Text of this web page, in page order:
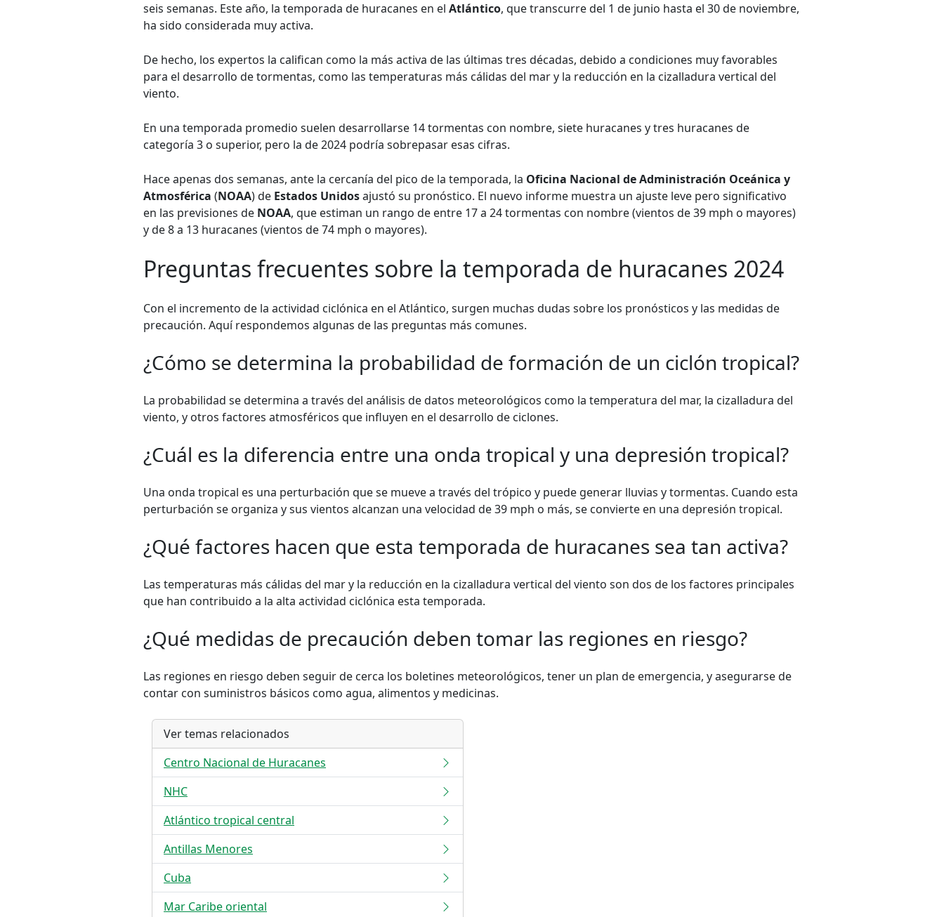
seis semanas. Este año, la temporada de huracanes en el Atlántico, que transcurre del 1 de junio hasta el 30 de noviembre,
ha sido considerada muy activa.
De hecho, los expertos la califican como la más activa de las últimas tres décadas, debido a condiciones muy favorables
para el desarrollo de tormentas, como las temperaturas más cálidas del mar y la reducción en la cizalladura vertical del
viento.
En una temporada promedio suelen desarrollarse 14 tormentas con nombre, siete huracanes y tres huracanes de
categoría 3 o superior, pero la de 2024 podría sobrepasar esas cifras.
Hace apenas dos semanas, ante la cercanía del pico de la temporada, la Oficina Nacional de Administración Oceánica y
Atmosférica (NOAA) de Estados Unidosajustó su pronóstico. El nuevo informe muestra un ajuste leve pero significativo
en las previsiones de NOAA, que estiman un rango de entre 17 a 24 tormentas con nombre (vientos de 39 mph o mayores)
y de 8 a 13 huracanes (vientos de 74 mph o mayores).
Preguntas frecuentes sobre la temporada de huracanes 2024
Con el incremento de la actividad ciclónica en el Atlántico, surgen muchas dudas sobre los pronósticos y las medidas de
precaución. Aquí respondemos algunas de las preguntas más comunes.
¿Cómo se determina la probabilidad de formación de un ciclón tropical?
La probabilidad se determina a través del análisis de datos meteorológicos como la temperatura del mar, la cizalladura del
viento, y otros factores atmosféricos que influyen en el desarrollo de ciclones.
¿Cuál es la diferencia entre una onda tropical y una depresión tropical?
Una onda tropical es una perturbación que se mueve a través del trópico y puede generar lluvias y tormentas. Cuando esta
perturbación se organiza y sus vientos alcanzan una velocidad de 39 mph o más, se convierte en una depresión tropical.
¿Qué factores hacen que esta temporada de huracanes sea tan activa?
Las temperaturas más cálidas del mar y la reducción en la cizalladura vertical del viento son dos de los factores principales
que han contribuido a la alta actividad ciclónica esta temporada.
¿Qué medidas de precaución deben tomar las regiones en riesgo?
Las regiones en riesgo deben seguir de cerca los boletines meteorológicos, tener un plan de emergencia, y asegurarse de
contar con suministros básicos como agua, alimentos y medicinas.
Ver temas relacionados
Centro Nacional de Huracanes
NHC
Atlántico tropical central
Antillas Menores
Cuba
Mar Caribe oriental